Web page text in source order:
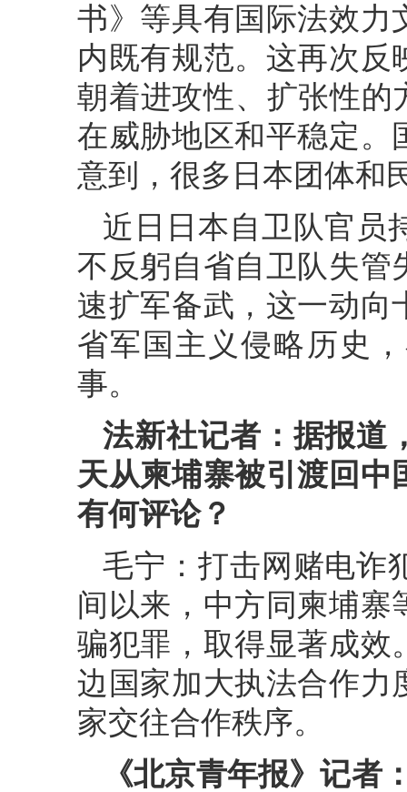
书》等具有国际法效力
内既有规范。这再次
朝着进攻性、扩张性的
在威胁地区和平稳定。
意到，很多日本团体和
近日日本自卫队官员
不反躬自省自卫队失管
速扩军备武，这一动向
省军国主义侵略历史
事。
法新社记者：据报道
天从柬埔寨被引渡回中
有何评论？
毛宁：打击网赌电诈
间以来，中方同柬埔寨
骗犯罪，取得显著成效
边国家加大执法合作力
家交往合作秩序。
《北京青年报》记者